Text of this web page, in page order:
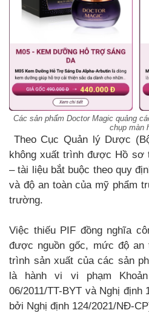
Các sản phẩm Doctor Magic quảng
chụp màn
Theo Cục Quản lý Dược
không xuất trình được Hồ sơ
– tài liệu bắt buộc theo quy
và độ an toàn của mỹ phẩm
trường.
Việc thiếu PIF đồng nghĩa
được nguồn gốc, mức độ an
trình sản xuất của các sản
là hành vi vi phạm
06/2011/TT-BYT và Nghị định
bởi Nghị định 124/2021/NĐ-